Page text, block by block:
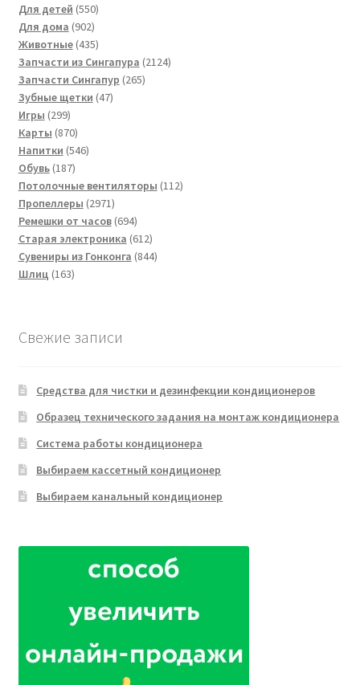
товара
Для детей 550550
Для дома 902902
товара
Животные 435435
товаров
Запчасти из Сингапура 21242124
Запчасти Сингапур 265265
Зубные щетки 4747
Игры 299299
товаров
Карты 870870
товаров
Напитки 546546
Обувь 187187
товаров
Потолочные вентиляторы 112112
Пропеллеры 29712971
товар
Ремешки от часов 694694
товара
Старая электроника 612612
товаров
Сувениры из Гонконга 844844
Шлиц 163163
Свежие записи
Средства для чистки и дезинфекции кондиционеров
Образец технического задания на монтаж кондиционера
Система работы кондиционера
Выбираем кассетный кондиционер
Выбираем канальный кондиционер